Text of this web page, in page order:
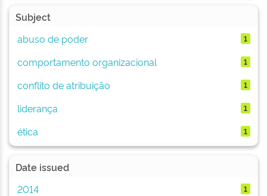
Subject
abuso de poder
1
comportamento organizacional 1
conflito de atribuição 1
liderança 1
ética 1
Date issued
2014
1